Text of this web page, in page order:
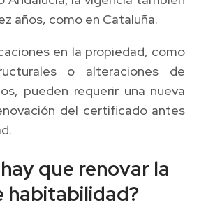
años, como en Cataluña.
en la propiedad, como
o alteraciones de
pueden requerir una nueva
del certificado antes
que renovar la
habitabilidad?